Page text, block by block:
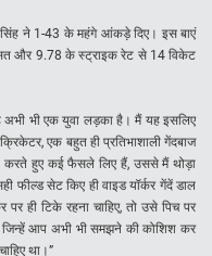
ने 1-43 के महंगे आंकड़े दिए। इस बाएं
और 9.78 के स्ट्राइक रेट से 14 विकेट
भी एक युवा लड़का है। मैं यह इसलिए
एक बहुत ही प्रतिभाशाली गेंदबाज
करते हुए कई फैसले लिए हैं, उससे मैं थोड़ा
फील्ड सेट किए ही वाइड यॉर्कर गेंदें डाल
ही टिके रहना चाहिए, तो उसे पिच पर
आप अभी भी समझने की कोशिश कर
था।”